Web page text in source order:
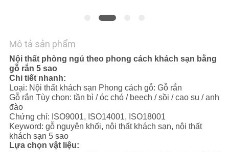
PRIVACY
POLICY
Mô tả sản phẩm
Nội thất phòng ngủ theo phong cách khách sạn bằng
gỗ rắn 5 sao
Chi tiết nhanh:
Loại: Nội thất khách sạn Phong cách gỗ: Gỗ rắn
Gỗ rắn Tùy chọn: tần bì / óc chó / beech / sồi / cao su / anh
đào
Chứng chỉ: ISO9001, ISO14001, ISO18001
Keyword: gỗ nguyên khối, nội thất khách sạn, nội thất
khách sạn 5 sao
Lựa chọn vật liệu: